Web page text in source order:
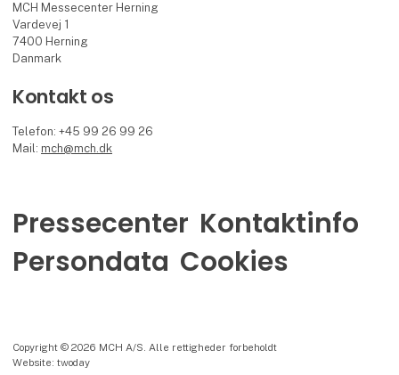
MCH Messecenter Herning
Vardevej 1
7400 Herning
Danmark
Kontakt os
Telefon: +45 99 26 99 26
Mail: mch@mch.dk
Pressecenter Kontaktinfo
Persondata Cookies
Copyright © 2026 MCH A/S. Alle rettigheder forbeholdt
Website: twoday